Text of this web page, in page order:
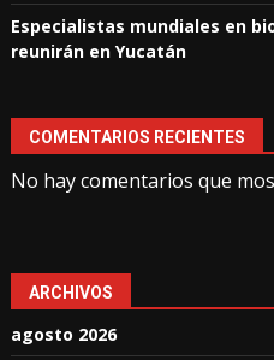
Especialistas mundiales en
reunirán en Yucatán
COMENTARIOS RECIENTES
No hay comentarios que
ARCHIVOS
agosto 2026